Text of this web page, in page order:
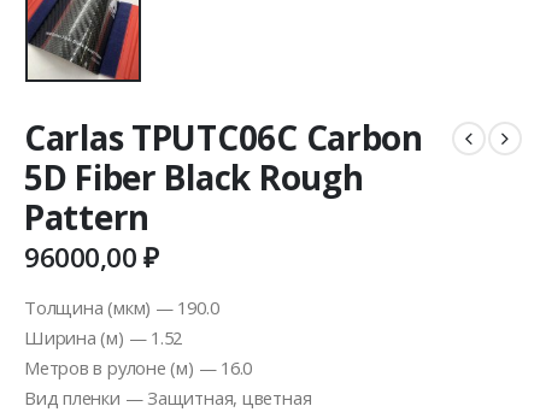
Carlas TPUTC06C Carbon
5D Fiber Black Rough
Pattern
96000,00₽
Толщина (мкм) — 190.0
Ширина (м) — 1.52
Метров в рулоне (м) — 16.0
Вид пленки — Защитная, цветная